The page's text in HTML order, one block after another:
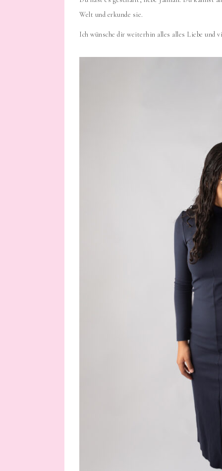
Welt und erkunde sie.
Ich wünsche dir weiterhin alles alles Liebe und